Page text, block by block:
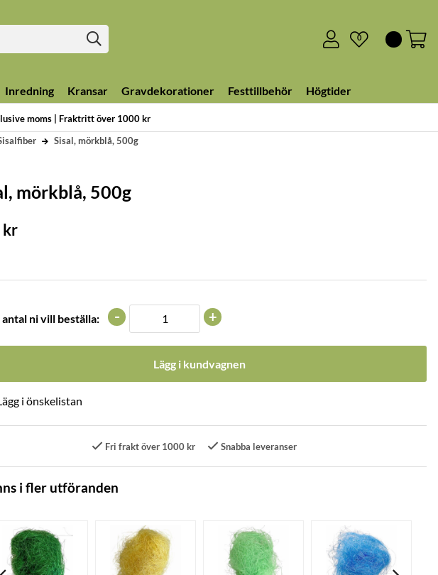
moms | Fraktritt över 1000 kr
0
Inredning Kransar Gravdekorationer Festtillbehör Högtider
Sisal, mörkblå, 500g
mörkblå, 500g
kr
antal ni vill beställa: +
-
Lägg i kundvagnen
Fri frakt över 1000 kr Snabba leveranser
i fler utföranden